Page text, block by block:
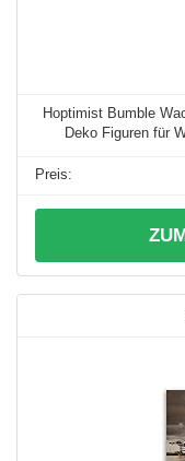
Hoptimist Bumble
Deko Figuren für